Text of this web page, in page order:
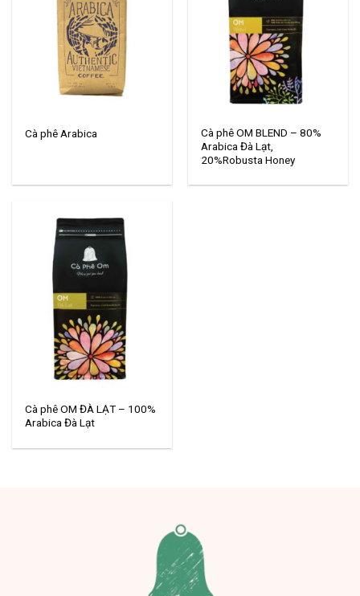
Cà phê Arabica
Cà phê OM BLEND – 80%
Arabica Đà Lạt,
20%Robusta Honey
Cà phê OM ĐÀ LẠT – 100%
Arabica Đà Lạt